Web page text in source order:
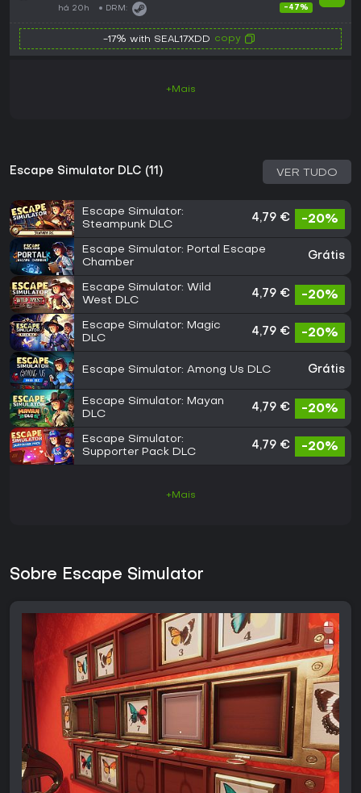
há 20h DRM: -47%
-17% with SEAL17XDD copy
+Mais
Escape Simulator DLC (11) VER TUDO
Escape Simulator:
Steampunk DLC
4,79 € -20%
Escape Simulator: Portal Escape
Chamber
Grátis
Escape Simulator: Wild
West DLC
4,79 € -20%
Escape Simulator: Magic
DLC
4,79 € -20%
Escape Simulator: Among Us DLC Grátis
Escape Simulator: Mayan
DLC
4,79 € -20%
Escape Simulator:
Supporter Pack DLC
4,79 € -20%
+Mais
Sobre Escape Simulator